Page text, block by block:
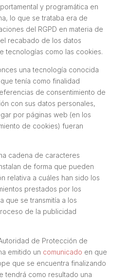
y programática en
lo que se trataba era de
del RGPD en materia de
recabado de los datos
tecnologías como las cookies.
una tecnología conocida
tenía como finalidad
de consentimiento de
con sus datos personales,
por páginas web (en los
de cookies) fueran
cadena de caracteres
de forma que pueden
relativa a cuáles han sido los
prestados por los
que se transmitía a los
de la publicidad
de Protección de
emitido un comunicado en que
que se encuentra finalizando
tendrá como resultado una